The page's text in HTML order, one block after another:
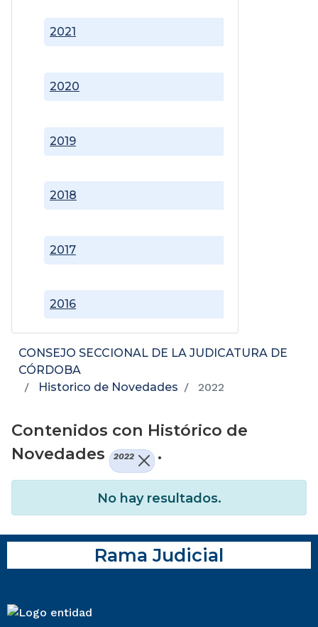
2016
2017
2018
2019
2020
2021
CONSEJO SECCIONAL DE LA JUDICATURA DE
CÓRDOBA
Historico de Novedades
2022
Contenidos con Histórico de
Novedades
2022 .
No hay resultados.
Rama Judicial